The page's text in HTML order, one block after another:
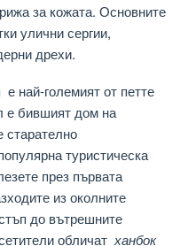
за кожата. Основните
улични сергии,
дрехи.
е най-големият от петте
е бившият дом на
старателно
туристическа
през първата
из околните
до вътрешните
обличат ханбок